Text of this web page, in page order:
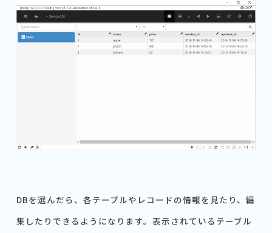
DBを選んだら、各テーブルやレコードの情報を見たり、編
集したりできるようになります。表示されているテーブル